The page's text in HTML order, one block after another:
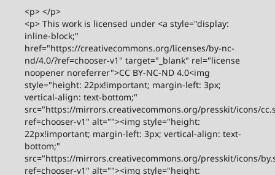
<p> </p>
<p> This work is licensed under <a style="display:
inline-block;"
href="https://creativecommons.org/licenses/by-nc-
nd/4.0/?ref=chooser-v1" target="_blank" rel="license
noopener noreferrer">CC BY-NC-ND 4.0<img
style="height: 22px!important; margin-left: 3px;
vertical-align: text-bottom;"
src="https://mirrors.creativecommons.org/presskit/icons/
ref=chooser-v1" alt=""><img style="height:
22px!important; margin-left: 3px; vertical-align: text-
bottom;"
src="https://mirrors.creativecommons.org/presskit/icons/
ref=chooser-v1" alt=""><img style="height: